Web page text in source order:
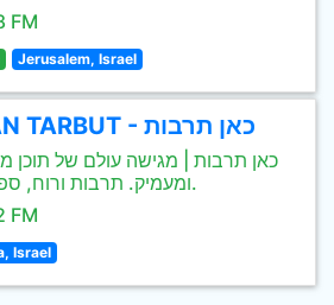
FM
Jerusalem, Israel
KAN TARBUT - כאן תרבות
כאן תרבות | מגישה עולם של תוכן
ומעמיק. תרבות ורוח, ספרות.
FM
Israel